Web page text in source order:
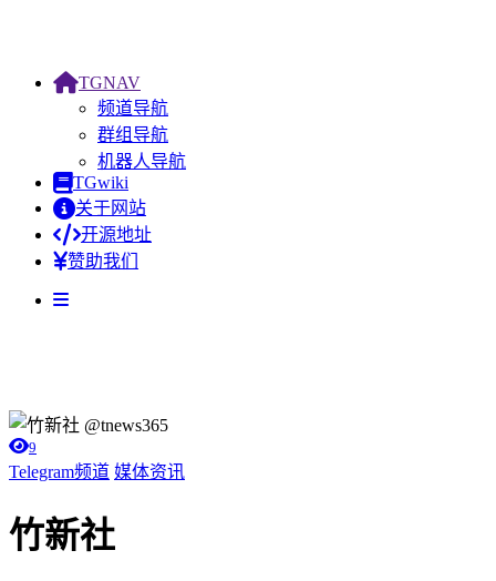
TGNAV
频道导航
群组导航
机器人导航
TGwiki
关于网站
开源地址
赞助我们
9
Telegram频道 媒体资讯
竹新社